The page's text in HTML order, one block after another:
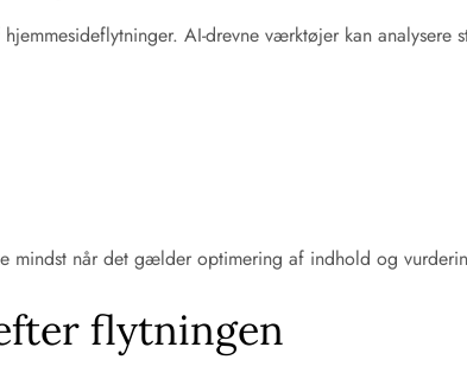
AI-drevne værktøjer kan
når det gælder optimering af indhold og
flytningen